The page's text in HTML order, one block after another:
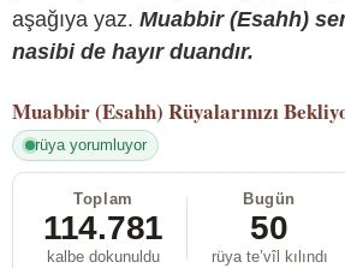
aşağıya yaz. Muabbir (Esahh)
nasibi de hayır duandır.
Muabbir (Esahh) Rüyalarınızı
rüya yorumluyor
Toplam
114.781
kalbe dokunuldu
Bugün
50
rüya te’vîl kılındı